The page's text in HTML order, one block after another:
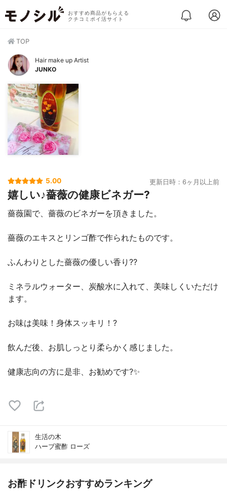
おすすめ商品がもらえる
クチコミポイ活サイト
TOP
Hair make up Artist
JUNKO
5.00 更新日時：6ヶ月以上前
嬉しい♪薔薇の健康ビネガー?
薔薇園で、薔薇のビネガーを頂きました。
薔薇のエキスとリンゴ酢で作られたものです。
ふんわりとした薔薇の優しい香り??
ミネラルウォーター、炭酸水に入れて、美味しくいただけ
ます。
お味は美味！身体スッキリ！?
飲んだ後、お肌しっとり柔らかく感じました。
健康志向の方に是非、お勧めです?✨
生活の木
ハーブ蜜酢 ローズ
お酢ドリンクおすすめランキング